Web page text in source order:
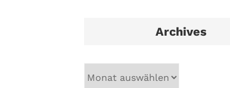
Archives